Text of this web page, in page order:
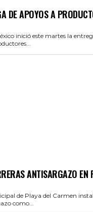
DE APOYOS A
inició este martes la
ANTISARGAZO EN
de Playa del Carmen
como...